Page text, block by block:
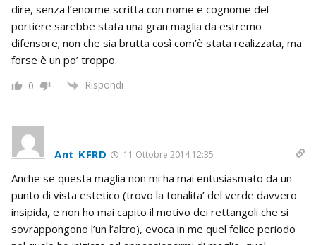
dire, senza l’enorme scritta con nome e cognome del
portiere sarebbe stata una gran maglia da estremo
difensore; non che sia brutta così com’è stata realizzata, ma
forse è un po’ troppo.
0 Rispondi
Ant KFRD 11 Ottobre 2014 12:35
Anche se questa maglia non mi ha mai entusiasmato da un
punto di vista estetico (trovo la tonalita’ del verde davvero
insipida, e non ho mai capito il motivo dei rettangoli che si
sovrappongono l’un l’altro), evoca in me quel felice periodo